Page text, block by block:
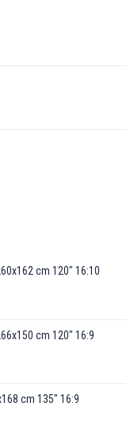
cm 120" 16:10
cm 120" 16:9
cm 135" 16:9